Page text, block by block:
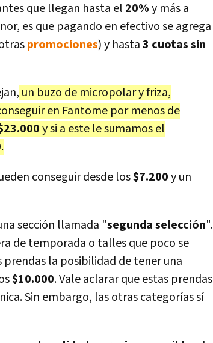
que llegan hasta el 20%y más a
es que pagando en efectivo se agrega
promociones) y hasta3 cuotas sin
un buzo de micropolar y friza,
en Fantome por menos de
y si a este le sumamos el
.
conseguir desde los$7.200y un
sección llamada "segunda selección".
de temporada o talles que poco se
prendas la posibilidad de tener una
$10.000. Vale aclarar que estas prendas
Sin embargo, las otras categorías sí